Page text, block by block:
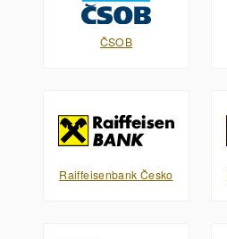
ČSOB
Raiffeisenbank Česko